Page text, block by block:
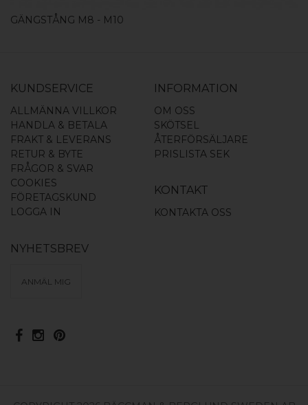
GÄNGSTÅNG M8 - M10
KUNDSERVICE
ALLMÄNNA VILLKOR
HANDLA & BETALA
FRAKT & LEVERANS
RETUR & BYTE
FRÅGOR & SVAR
COOKIES
FÖRETAGSKUND
LOGGA IN
INFORMATION
OM OSS
SKÖTSEL
ÅTERFÖRSÄLJARE
PRISLISTA SEK
KONTAKT
KONTAKTA OSS
NYHETSBREV
ANMÄL MIG